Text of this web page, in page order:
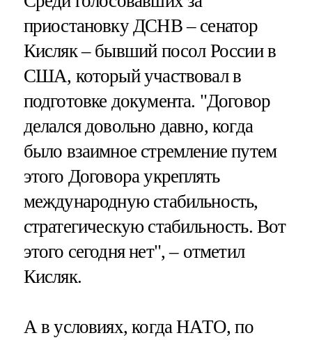
приостановку ДСНВ – сенатор
Кисляк – бывший посол России в
США, который участвовал в
подготовке документа. "Договор
делался довольно давно, когда
было взаимное стремление путем
этого Договора укреплять
международную стабильность,
стратегическую стабильность. Вот
этого сегодня нет", – отметил
Кисляк.
А в условиях, когда НАТО, по